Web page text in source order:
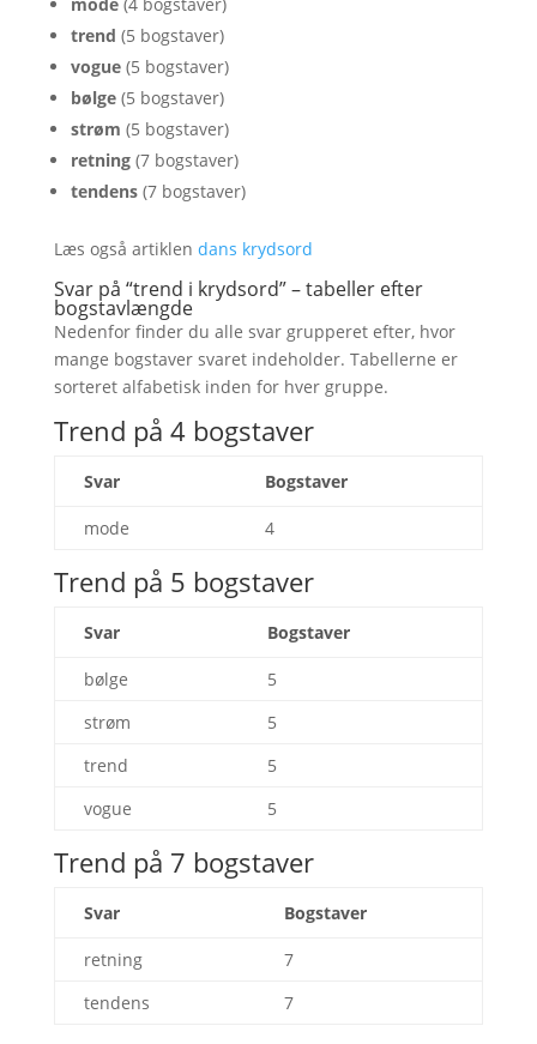
trend (5 bogstaver)
vogue(5 bogstaver)
bølge(5 bogstaver)
strøm (5 bogstaver)
retning(7 bogstaver)
tendens(7 bogstaver)
Læs også artiklen dans krydsord
Svar på “trend i krydsord” – tabeller efter
bogstavlængde
Nedenfor finder du alle svar grupperet efter, hvor
mange bogstaver svaret indeholder. Tabellerne er
sorteret alfabetisk inden for hver gruppe.
Trend på 4 bogstaver
Svar Bogstaver
mode 4
Trend på 5 bogstaver
Svar Bogstaver
bølge
5
strøm
5
trend
5
vogue
5
Trend på 7 bogstaver
Svar Bogstaver
retning
7
tendens
7